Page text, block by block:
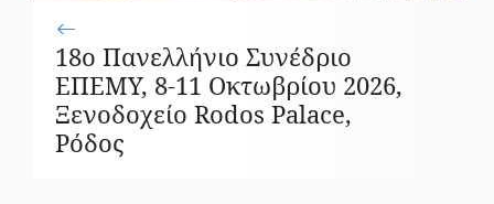
18ο Πανελλήνιο Συνέδριο
ΕΠΕΜΥ, 8-11 Οκτωβρίου 2026,
Ξενοδοχείο Rodos Palace,
Ρόδος